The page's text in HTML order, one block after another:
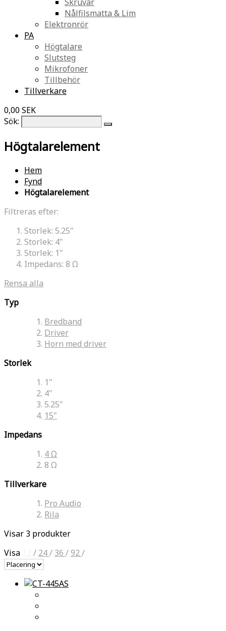
Nålfilsmatta & Lim
Elektronrör
PA
Högtalare
Slutsteg
Mikrofoner
Tillbehör
Tillverkare
0,00 SEK
Sök:
Högtalarelement
Hem
Fynd
Högtalarelement
Filtreras efter:
Storlek: 5.25"
Storlek: 4"
Storlek: 1"
Impedans: 8 Ω
Rensa alla
Typ
Bredband
Driver
Horn med driver
Storlek
1"
4"
5.25"
15"
Impedans
4 Ω
8 Ω
Tillverkare
Pro Audio
Rila
Visar 3 produkter
Visa
/ 24/ 36 /92/